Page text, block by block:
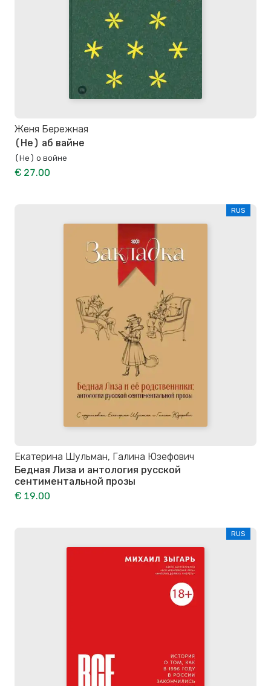
Женя Бережная
(Не) аб вайне
(Не) о войне
€ 27.00
RUS
Екатерина Шульман, Галина Юзефович
Бедная Лиза и антология русской
сентиментальной прозы
€ 19.00
RUS